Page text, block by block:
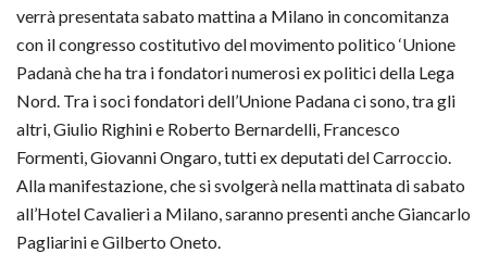
verrà presentata sabato mattina a Milano in concomitanza
con il congresso costitutivo del movimento politico ‘Unione
Padanà che ha tra i fondatori numerosi ex politici della Lega
Nord. Tra i soci fondatori dell’Unione Padana ci sono, tra gli
altri, Giulio Righini e Roberto Bernardelli, Francesco
Formenti, Giovanni Ongaro, tutti ex deputati del Carroccio.
Alla manifestazione, che si svolgerà nella mattinata di sabato
all’Hotel Cavalieri a Milano, saranno presenti anche Giancarlo
Pagliarini e Gilberto Oneto.